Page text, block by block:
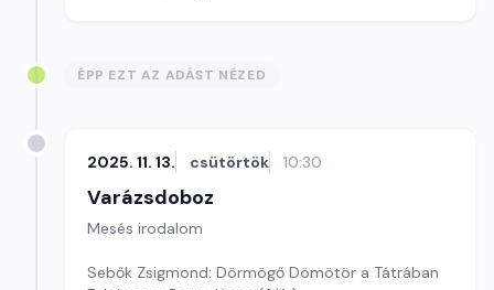
ÉPP EZT AZ ADÁST NÉZED
2025. 11. 13. csütörtök 10:30
Varázsdoboz
Mesés irodalom
Sebők Zsigmond: Dörmögő Dömötör a Tátrában